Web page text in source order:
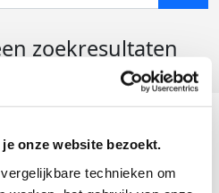
onze website bezoekt.
technieken om
zoekresultaten